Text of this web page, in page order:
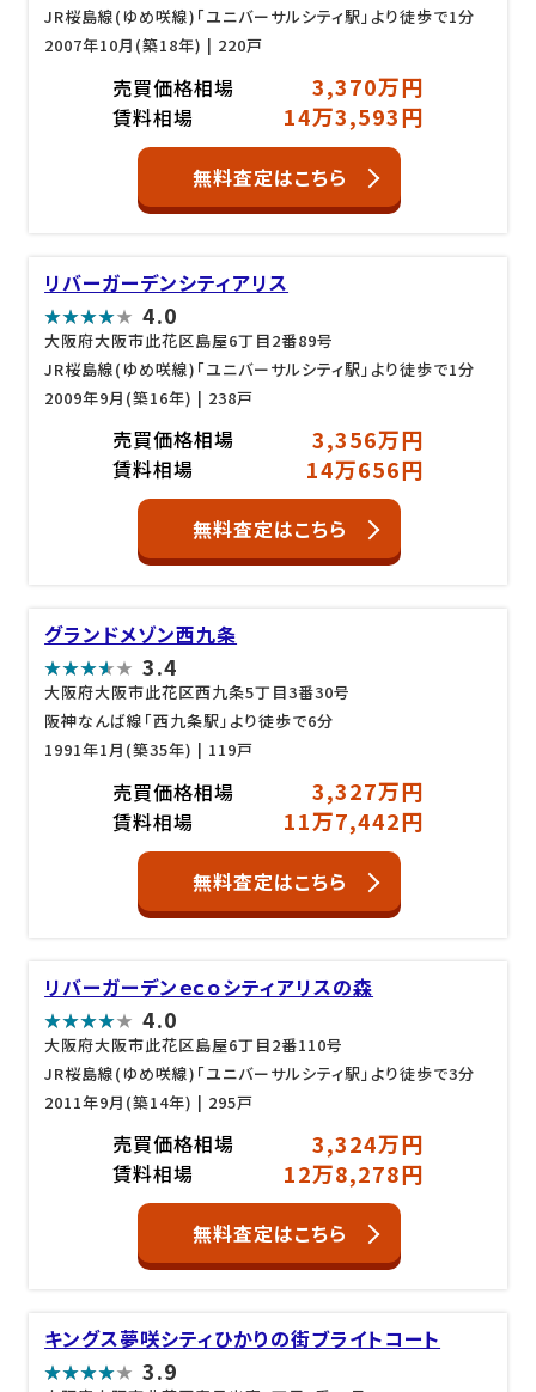
JR桜島線(ゆめ咲線)「ユニバーサルシティ駅」より徒歩で1分
2007年10月(築18年) | 220戸
売買価格相場 3,370万円
賃料相場 14万3,593円
無料査定はこちら
リバーガーデンシティアリス
4.0
大阪府大阪市此花区島屋6丁目2番89号
JR桜島線(ゆめ咲線)「ユニバーサルシティ駅」より徒歩で1分
2009年9月(築16年) | 238戸
売買価格相場 3,356万円
賃料相場 14万656円
無料査定はこちら
グランドメゾン西九条
3.4
大阪府大阪市此花区西九条5丁目3番30号
阪神なんば線「西九条駅」より徒歩で6分
1991年1月(築35年) | 119戸
売買価格相場 3,327万円
賃料相場 11万7,442円
無料査定はこちら
リバーガーデンｅｃｏシティアリスの森
4.0
大阪府大阪市此花区島屋6丁目2番110号
JR桜島線(ゆめ咲線)「ユニバーサルシティ駅」より徒歩で3分
2011年9月(築14年) | 295戸
売買価格相場 3,324万円
賃料相場 12万8,278円
無料査定はこちら
キングス夢咲シティひかりの街ブライトコート
3.9